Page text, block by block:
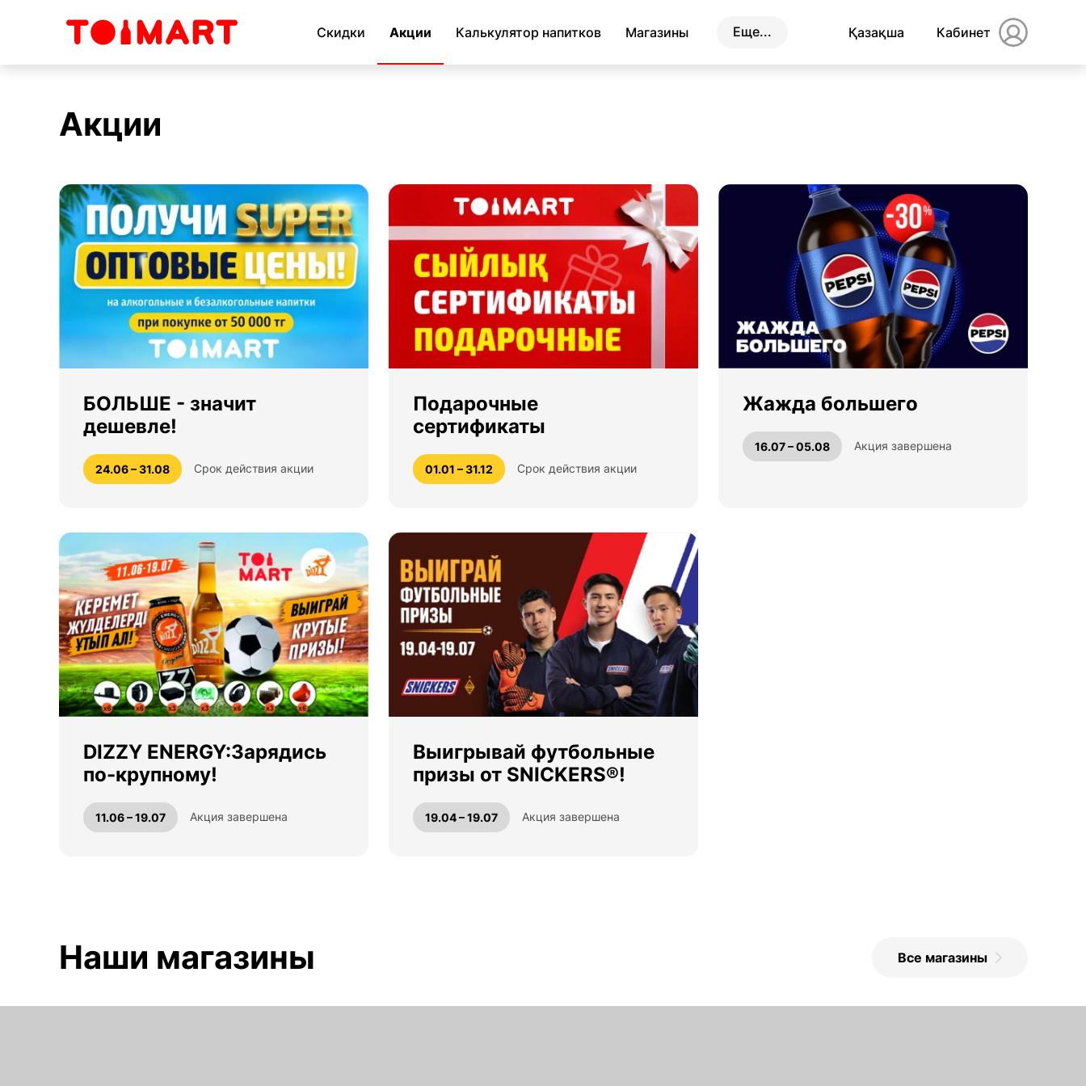
Скидки Акции Калькулятор напитков Магазины Еще... Қазақша Кабинет
Акции
БОЛЬШЕ - значит
дешевле!
24.06 – 31.08 Срок действия акции
Подарочные
сертификаты
01.01 – 31.12 Срок действия акции
Жажда большего
16.07 – 05.08 Акция завершена
DIZZY ENERGY:Зарядись
по-крупному!
11.06 – 19.07 Акция завершена
Выигрывай футбольные
призы от SNICKERS®!
19.04 – 19.07 Акция завершена
Наши магазины Все магазины